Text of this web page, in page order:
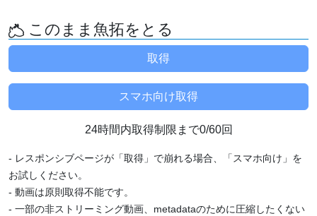
このまま魚拓をとる
24時間内取得制限まで0/60回
- レスポンシブページが「取得」で崩れる場合、「スマホ向け」を
お試しください。
- 動画は原則取得不能です。
- 一部の非ストリーミング動画、metadataのために圧縮したくない